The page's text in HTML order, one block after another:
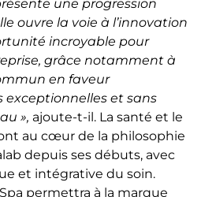
une progression
ouvre la voie à l’innovation
incroyable pour
grâce notamment à
en faveur
exceptionnelles et sans
», ajoute-t-il. La santé et le
au cœur de la philosophie
depuis ses débuts, avec
et intégrative du soin.
permettra à la marque